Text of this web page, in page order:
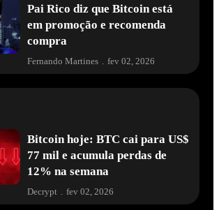
Pai Rico diz que Bitcoin está
em promoção e recomenda
compra
Fernando Martines fev 02, 2026
Bitcoin hoje: BTC cai para US$
77 mil e acumula perdas de
12% na semana
Decrypt . fev 02, 2026